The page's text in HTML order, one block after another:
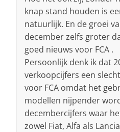
knap stand houden is
natuurlijk. En de groei
december zelfs groter
goed nieuws voor FCA .
Persoonlijk denk ik dat
verkoopcijfers een
voor FCA omdat het
modellen nijpender
decembercijfers waar
zowel Fiat, Alfa als